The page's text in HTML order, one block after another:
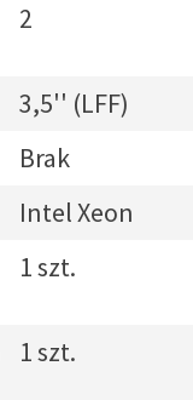
2
3,5'' (LFF)
Brak
Intel Xeon
1 szt.
1 szt.